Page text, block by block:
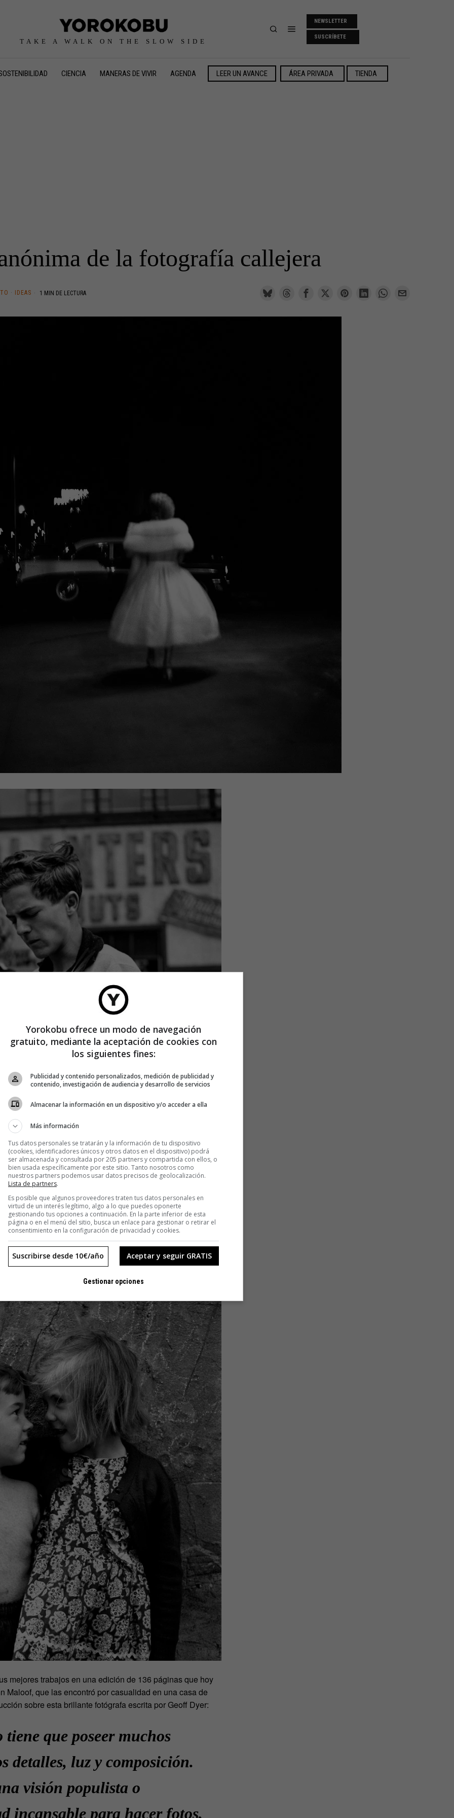
TAKE A WALK ON THE SLOW SIDE
NEWSLETTER
SUSCRÍBETE
CIENCIA MANERAS DE VIVIR AGENDA LEER UN AVANCE ÁREA PRIVADA TIENDA
de la fotografía callejera
· IDEAS 1 MIN DE LECTURA
autodidacta, que la llevó a hacer cientos de miles
compartió con nadie. Era su placer privado desarrollado
York hasta su muerte en 2009.
mejores trabajos en una edición de 136 páginas que hoy
Maloof, que las encontró por casualidad en una casa de
sobre esta brillante fotógrafa escrita por Geoff Dyer:
que poseer muchos
detalles, luz y composición.
visión populista o
incansable para hacer fotos,
Yorokobu ofrece un modo de navegación
gratuito, mediante la aceptación de cookies con
los siguientes fines:
Publicidad y contenido personalizados, medición de publicidad y
contenido, investigación de audiencia y desarrollo de servicios
Almacenar la información en un dispositivo y/o acceder a ella
Más información
Tus datos personales se tratarán y la información de tu dispositivo
(cookies, identificadores únicos y otros datos en el dispositivo) podrá
ser almacenada y consultada por 205 partners y compartida con ellos, o
bien usada específicamente por este sitio. Tanto nosotros como
nuestros partners podemos usar datos precisos de geolocalización.
Lista de partners.
Es posible que algunos proveedores traten tus datos personales en
virtud de un interés legítimo, algo a lo que puedes oponerte
gestionando tus opciones a continuación. En la parte inferior de esta
página o en el menú del sitio, busca un enlace para gestionar o retirar el
consentimiento en la configuración de privacidad y cookies.
Aceptar y seguir GRATIS
Suscribirse desde 10€/año
Gestionar opciones